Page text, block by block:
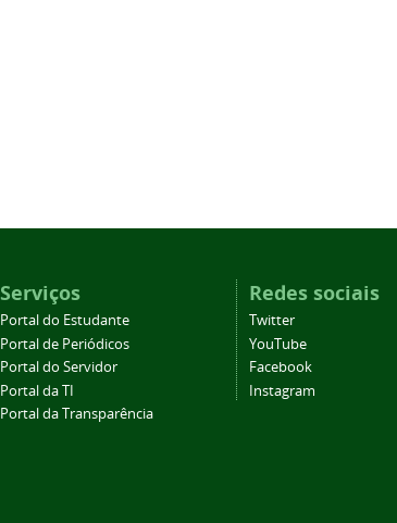
Serviços
Portal do Estudante
Portal de Periódicos
Portal do Servidor
Portal da TI
Portal da Transparência
Redes sociais
Twitter
YouTube
Facebook
Instagram